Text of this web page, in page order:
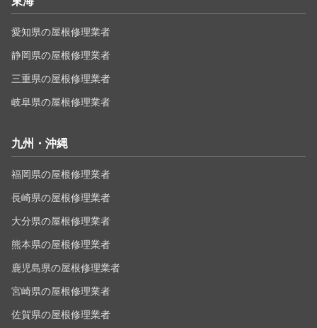
愛知県の屋根修理業者
静岡県の屋根修理業者
三重県の屋根修理業者
岐阜県の屋根修理業者
九州・沖縄
福岡県の屋根修理業者
長崎県の屋根修理業者
大分県の屋根修理業者
熊本県の屋根修理業者
鹿児島県の屋根修理業者
宮崎県の屋根修理業者
佐賀県の屋根修理業者